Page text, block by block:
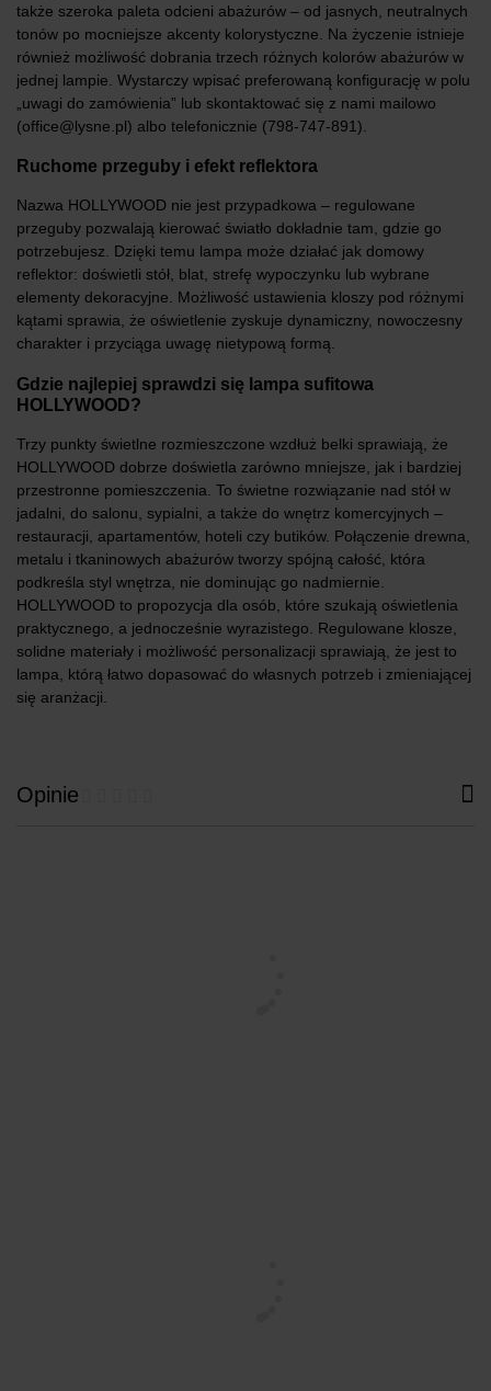
także szeroka paleta odcieni abażurów – od jasnych, neutralnych
tonów po mocniejsze akcenty kolorystyczne. Na życzenie istnieje
również możliwość dobrania trzech różnych kolorów abażurów w
jednej lampie. Wystarczy wpisać preferowaną konfigurację w polu
„uwagi do zamówienia” lub skontaktować się z nami mailowo
(office@lysne.pl) albo telefonicznie (798-747-891).
Ruchome przeguby i efekt reflektora
Nazwa HOLLYWOOD nie jest przypadkowa – regulowane
przeguby pozwalają kierować światło dokładnie tam, gdzie go
potrzebujesz. Dzięki temu lampa może działać jak domowy
reflektor: doświetli stół, blat, strefę wypoczynku lub wybrane
elementy dekoracyjne. Możliwość ustawienia kloszy pod różnymi
kątami sprawia, że oświetlenie zyskuje dynamiczny, nowoczesny
charakter i przyciąga uwagę nietypową formą.
Gdzie najlepiej sprawdzi się lampa sufitowa
HOLLYWOOD?
Trzy punkty świetlne rozmieszczone wzdłuż belki sprawiają, że
HOLLYWOOD dobrze doświetla zarówno mniejsze, jak i bardziej
przestronne pomieszczenia. To świetne rozwiązanie nad stół w
jadalni, do salonu, sypialni, a także do wnętrz komercyjnych –
restauracji, apartamentów, hoteli czy butików. Połączenie drewna,
metalu i tkaninowych abażurów tworzy spójną całość, która
podkreśla styl wnętrza, nie dominując go nadmiernie.
HOLLYWOOD to propozycja dla osób, które szukają oświetlenia
praktycznego, a jednocześnie wyrazistego. Regulowane klosze,
solidne materiały i możliwość personalizacji sprawiają, że jest to
lampa, którą łatwo dopasować do własnych potrzeb i zmieniającej
się aranżacji.
Opinie